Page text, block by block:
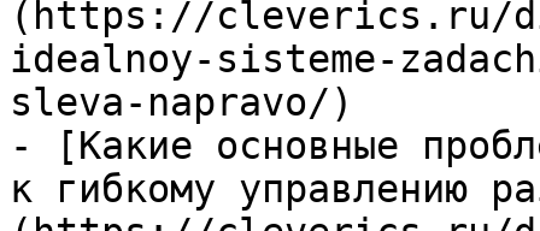
(https://cleverics.ru/
idealnoy-sisteme-
sleva-napravo/)
- [Какие основные
к гибкому управлению